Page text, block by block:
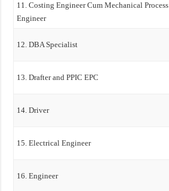
11. Costing Engineer Cum Mechanical Process
Engineer
12. DBA Specialist
13. Drafter and PPIC EPC
14. Driver
15. Electrical Engineer
16. Engineer